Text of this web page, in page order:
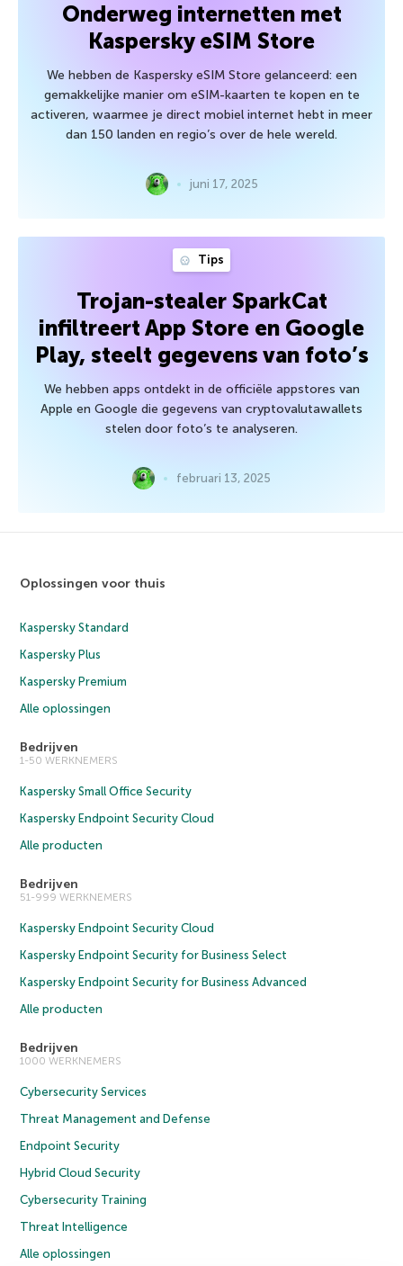
Onderweg internetten met
Kaspersky eSIM Store
We hebben de Kaspersky eSIM Store gelanceerd: een
gemakkelijke manier om eSIM-kaarten te kopen en te
activeren, waarmee je direct mobiel internet hebt in meer
dan 150 landen en regio’s over de hele wereld.
juni 17, 2025
Tips
Trojan-stealer SparkCat
infiltreert App Store en Google
Play, steelt gegevens van foto’s
We hebben apps ontdekt in de officiële appstores van
Apple en Google die gegevens van cryptovalutawallets
stelen door foto’s te analyseren.
februari 13, 2025
Oplossingen voor thuis
Kaspersky Standard
Kaspersky Plus
Kaspersky Premium
Alle oplossingen
Bedrijven
1-50 WERKNEMERS
Kaspersky Small Office Security
Kaspersky Endpoint Security Cloud
Alle producten
Bedrijven
51-999 WERKNEMERS
Kaspersky Endpoint Security Cloud
Kaspersky Endpoint Security for Business Select
Kaspersky Endpoint Security for Business Advanced
Alle producten
Bedrijven
1000 WERKNEMERS
Cybersecurity Services
Threat Management and Defense
Endpoint Security
Hybrid Cloud Security
Cybersecurity Training
Threat Intelligence
Alle oplossingen